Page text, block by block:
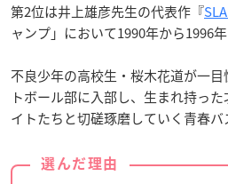
第2位は井上雄彦先生の代表作『
ャンプ」において1990年から1996
不良少年の高校生・桜木花道が一
トボール部に入部し、生まれ持っ
イトたちと切磋琢磨していく青春バ
選んだ理由